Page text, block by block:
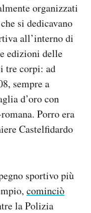
organizzati
si dedicavano
all’interno di
edizioni delle
tre corpi: ad
sempre a
d’oro con
Porro era
Castelfidardo
sportivo più
cominciò
la Polizia